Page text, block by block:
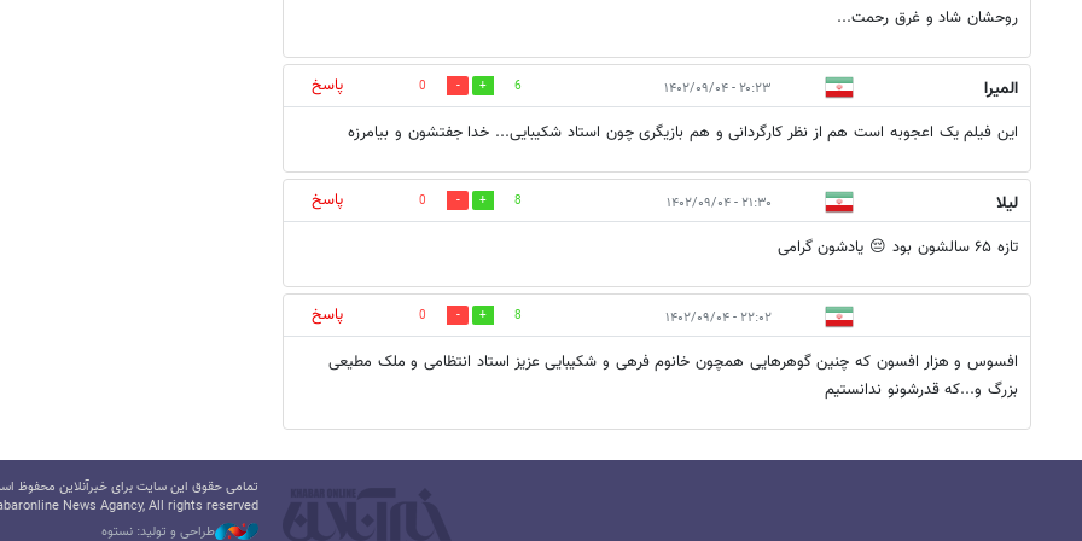
روحشان شاد و غرق رحمت...
المیرا ۲۰:۲۳ - ۱۴۰۲/۰۹/۰۴ 6
0
پاسخ
این فیلم یک اعجوبه است هم از نظر کارگردانی و هم بازیگری چون استاد شکیبایی... خدا جفتشون و بیامرزه
لیلا ۲۱:۳۰ - ۱۴۰۲/۰۹/۰۴ 8
0
پاسخ
تازه ۶۵ سالشون بود 😔 یادشون گرامی
۲۲:۰۲ - ۱۴۰۲/۰۹/۰۴ 8
0
پاسخ
افسوس و هزار افسون که چنین گوهرهایی همچون خانوم فرهی و شکیبایی عزیز استاد انتظامی و ملک مطیعی
بزرگ و...که قدرشونو ندانستیم
تمامی حقوق این سایت برای خبرآنلاین محفوظ
News Agancy, All rights reserved
طراحی و تولید: نستوه